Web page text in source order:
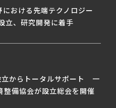
おける先端テクノロジー
立、研究開発に着手
からトータルサポート 一
備協会が設立総会を開催